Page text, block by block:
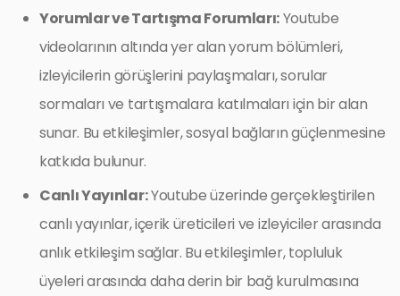
Yorumlar ve Tartışma Forumları:Youtube
videolarının altında yer alan yorum bölümleri,
izleyicilerin görüşlerini paylaşmaları, sorular
sormaları ve tartışmalara katılmaları için bir alan
sunar. Bu etkileşimler, sosyal bağların güçlenmesine
katkıda bulunur.
Canlı Yayınlar:Youtube üzerinde gerçekleştirilen
canlı yayınlar, içerik üreticileri ve izleyiciler arasında
anlık etkileşim sağlar. Bu etkileşimler, topluluk
üyeleri arasında daha derin bir bağ kurulmasına